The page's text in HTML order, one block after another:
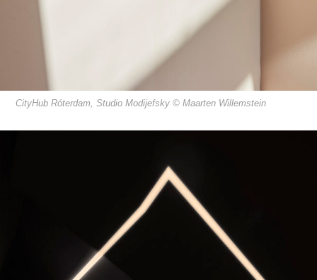
CityHub Róterdam, Studio Modijefsky © Maarten Willemstein